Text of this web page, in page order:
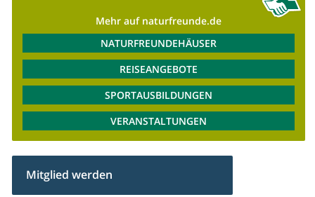
Mehr auf naturfreunde.de
NATURFREUNDEHÄUSER
REISEANGEBOTE
SPORTAUSBILDUNGEN
VERANSTALTUNGEN
Mitglied werden